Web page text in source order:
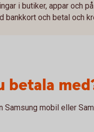
i butiker, appar och
bankkort och betal och
betala
Samsung mobil eller